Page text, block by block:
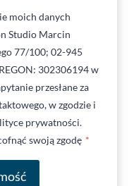
moich danych
Studio Marcin
77/100; 02-945
302306194 w
przesłane za
w zgodzie i
prywatności.
swoją zgodę *